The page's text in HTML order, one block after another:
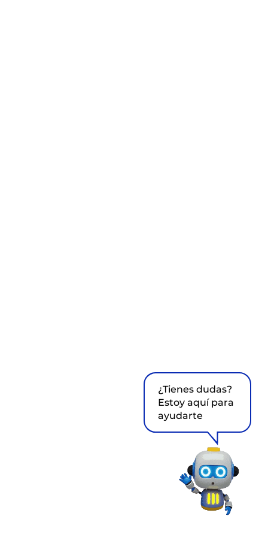
¿Tienes dudas?
Estoy aquí para
ayudarte